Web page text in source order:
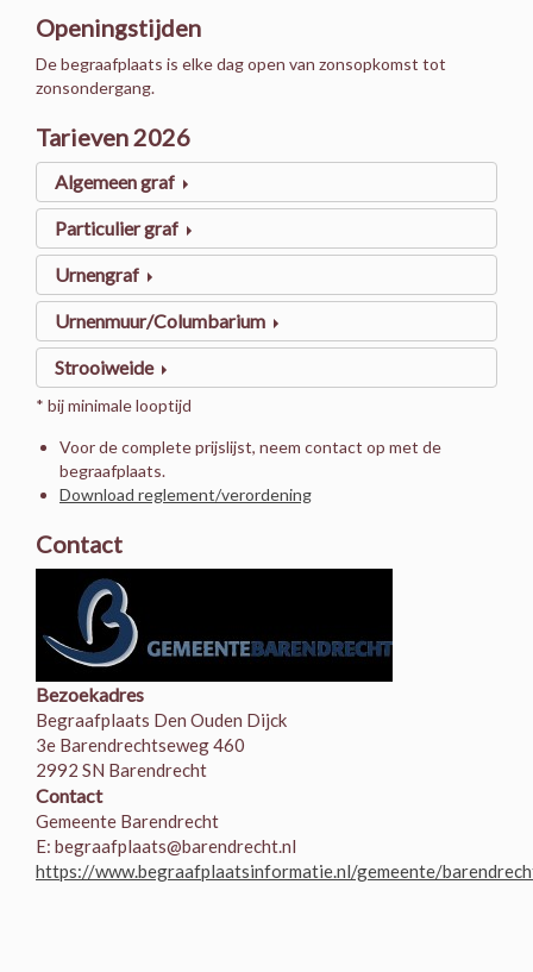
Openingstijden
De begraafplaats is elke dag open van zonsopkomst tot
zonsondergang.
Tarieven 2026
Algemeen graf
Particulier graf
Urnengraf
Urnenmuur/Columbarium
Strooiweide
* bij minimale looptijd
Voor de complete prijslijst, neem contact op met de
begraafplaats.
Download reglement/verordening
Contact
Bezoekadres
Begraafplaats Den Ouden Dijck
3e Barendrechtseweg 460
2992 SN Barendrecht
Contact
Gemeente Barendrecht
E: begraafplaats@barendrecht.nl
https://www.begraafplaatsinformatie.nl/gemeente/